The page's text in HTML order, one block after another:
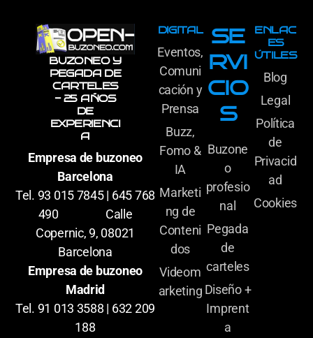
BUZONEO Y
PEGADA DE
CARTELES
- 25 AÑOS
DE
EXPERIENCI
A
Empresa de buzoneo
Barcelona
Tel. 93 015 7845 | 645 768
490 Calle
Copernic, 9, 08021
Barcelona
Empresa de buzoneo
Madrid
Tel. 91 013 3588 | 632 209
188
DIGITAL
Eventos,
Comuni
cación y
Prensa
Buzz,
Fomo &
IA
Marketi
ng de
Conteni
dos
Videom
arketing
SE
RVI
CIO
S
Buzone
o
profesio
nal
Pegada
de
carteles
Diseño +
Imprent
a
ENLAC
ES
ÚTILES
Blog
Legal
Política
de
Privacid
ad
Cookies